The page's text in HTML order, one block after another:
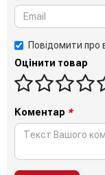
Повідомити про
Оцінити товар
Коментар *